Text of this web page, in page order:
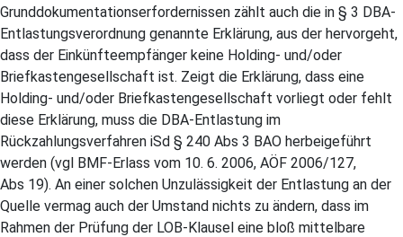
Grunddokumentationserfordernissen zählt auch die in § 3 DBA-
Entlastungsverordnung genannte Erklärung, aus der hervorgeht,
dass der Einkünfteempfänger keine Holding- und/oder
Briefkastengesellschaft ist. Zeigt die Erklärung, dass eine
Holding- und/oder Briefkastengesellschaft vorliegt oder fehlt
diese Erklärung, muss die DBA-Entlastung im
Rückzahlungsverfahren iSd § 240 Abs 3 BAO herbeigeführt
werden (vgl BMF-Erlass vom 10. 6. 2006, AÖF 2006/127,
Abs 19). An einer solchen Unzulässigkeit der Entlastung an der
Quelle vermag auch der Umstand nichts zu ändern, dass im
Rahmen der Prüfung der LOB-Klausel eine bloß mittelbare